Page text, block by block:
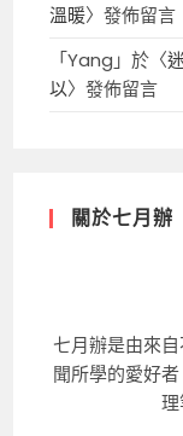
溫暖〉發佈留言
「Yang 」於〈
以〉發佈留言
關於七月辦
七月辦是由來
聞所學的愛好